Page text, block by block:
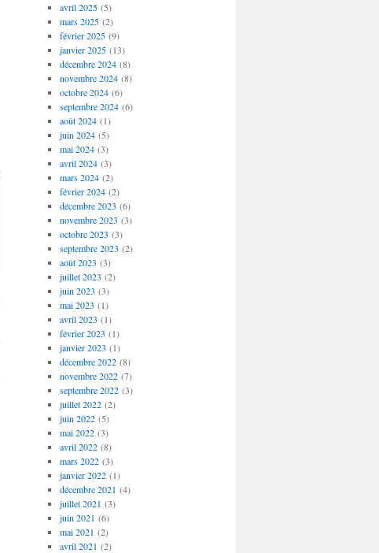
avril 2025(5)
mars 2025(2)
février 2025(9)
janvier 2025(13)
décembre 2024(8)
novembre 2024(8)
octobre 2024(6)
septembre 2024(6)
août 2024(1)
juin 2024(5)
mai 2024(3)
avril 2024(3)
mars 2024(2)
février 2024(2)
décembre 2023 (6)
novembre 2023 (3)
octobre 2023 (3)
septembre 2023 (2)
août 2023 (3)
juillet 2023 (2)
juin 2023 (3)
mai 2023 (1)
avril 2023 (1)
février 2023 (1)
janvier 2023 (1)
décembre 2022(8)
novembre 2022(7)
septembre 2022(3)
juillet 2022(2)
juin 2022(5)
mai 2022(3)
avril 2022(8)
mars 2022(3)
janvier 2022(1)
décembre 2021 (4)
juillet 2021 (3)
juin 2021 (6)
mai 2021 (2)
avril 2021 (2)